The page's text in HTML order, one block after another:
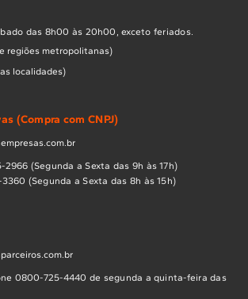
das 8h00 às 20h00, exceto feriados.
regiões metropolitanas)
localidades)
(Compra com CNPJ)
2966 (Segunda a Sexta das 9h às 17h)
(Segunda a Sexta das 8h às 15h)
0800-725-4440 de segunda a quinta-feira das